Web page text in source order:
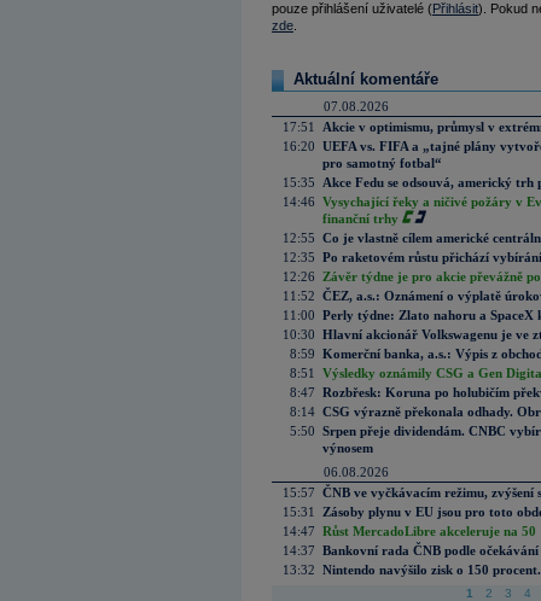
pouze přihlášení uživatelé (Přihlásit). Pokud
zde
Aktuální komentáře
07.08.2026
17:51
Akcie v optimismu, průmysl v
16:20 UEFA vs. FIFA a „tajné plány
pro samotný fotbal“
15:35
Akce Fedu se odsouvá, americký
14:46 Vysychající řeky a ničivé požáry v
finanční trhy
12:55 Co je vlastně cílem americké
12:35 Po raketovém růstu přichází
12:26
Závěr týdne je pro akcie převážně
11:52 ČEZ, a.s.: Oznámení o výplatě
11:00 Perly týdne: Zlato nahoru a SpaceX
10:30 Hlavní akcionář Volkswagenu je ve
8:59 Komerční banka, a.s.: Výpis z
8:51
Výsledky oznámily CSG a Gen
8:47 Rozbřesk: Koruna po holubičím
8:14 CSG výrazně překonala odhady.
5:50 Srpen přeje dividendám. CNBC
výnosem
06.08.2026
15:57 ČNB ve vyčkávacím režimu, zvýšení
15:31
Zásoby plynu v EU jsou pro toto
14:47 Růst MercadoLibre akceleruje na
14:37 Bankovní rada ČNB podle
13:32 Nintendo navýšilo zisk o 150
1 2 3 4